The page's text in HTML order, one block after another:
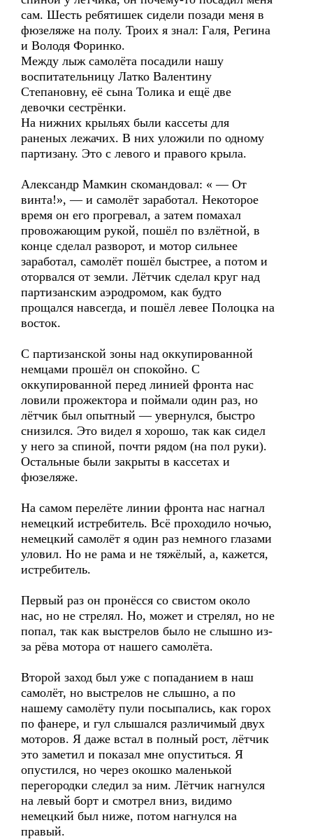
сам. Шесть ребятишек сидели позади меня в
фюзеляже на полу. Троих я знал: Галя, Регина
и Володя Форинко.
Между лыж самолёта посадили нашу
воспитательницу Латко Валентину
Степановну, её сына Толика и ещё две
девочки сестрёнки.
На нижних крыльях были кассеты для
раненых лежачих. В них уложили по одному
партизану. Это с левого и правого крыла.
Александр Мамкин скомандовал: « — От
винта!», — и самолёт заработал. Некоторое
время он его прогревал, а затем помахал
провожающим рукой, пошёл по взлётной, в
конце сделал разворот, и мотор сильнее
заработал, самолёт пошёл быстрее, а потом и
оторвался от земли. Лётчик сделал круг над
партизанским аэродромом, как будто
прощался навсегда, и пошёл левее Полоцка на
восток.
С партизанской зоны над оккупированной
немцами прошёл он спокойно. С
оккупированной перед линией фронта нас
ловили прожектора и поймали один раз, но
лётчик был опытный — увернулся, быстро
снизился. Это видел я хорошо, так как сидел
у него за спиной, почти рядом (на пол руки).
Остальные были закрыты в кассетах и
фюзеляже.
На самом перелёте линии фронта нас нагнал
немецкий истребитель. Всё проходило ночью,
немецкий самолёт я один раз немного глазами
уловил. Но не рама и не тяжёлый, а, кажется,
истребитель.
Первый раз он пронёсся со свистом около
нас, но не стрелял. Но, может и стрелял, но не
попал, так как выстрелов было не слышно из-
за рёва мотора от нашего самолёта.
Второй заход был уже с попаданием в наш
самолёт, но выстрелов не слышно, а по
нашему самолёту пули посыпались, как горох
по фанере, и гул слышался различимый двух
моторов. Я даже встал в полный рост, лётчик
это заметил и показал мне опуститься. Я
опустился, но через окошко маленькой
перегородки следил за ним. Лётчик нагнулся
на левый борт и смотрел вниз, видимо
немецкий был ниже, потом нагнулся на
правый.